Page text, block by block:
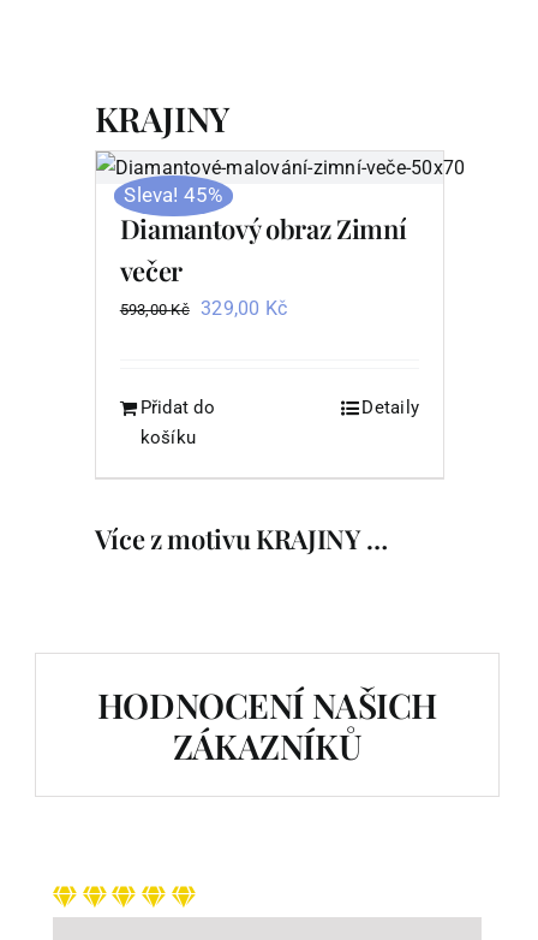
KRAJINY
Sleva! 45%
Diamantový obraz Zimní
večer
593,00Kč
Původní
593,00 Kč.
329,00 KčAktuální
329,00 Kč.
Přidat do
košíku
Detaily
Více z motivu KRAJINY …
HODNOCENÍ NAŠICH
ZÁKAZNÍKŮ